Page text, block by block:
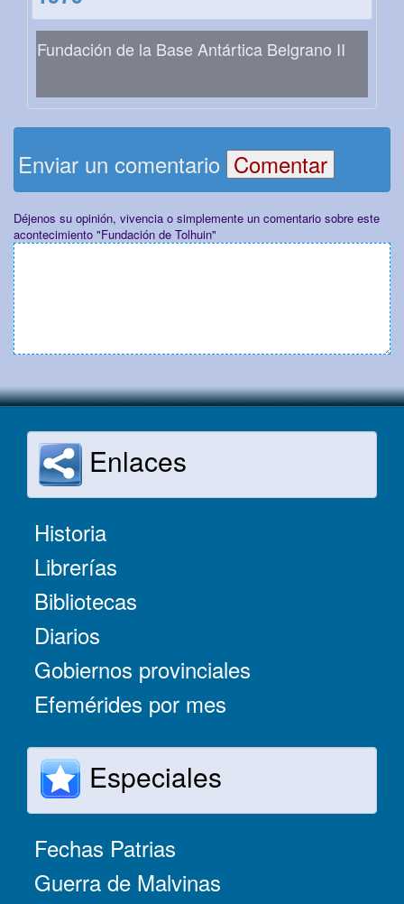
Fundación de la Base Antártica Belgrano II
Enviar un comentario
Déjenos su opinión, vivencia o simplemente un comentario sobre este
acontecimiento "Fundación de Tolhuin"
Enlaces
Historia
Librerías
Bibliotecas
Diarios
Gobiernos provinciales
Efemérides por mes
Especiales
Fechas Patrias
Guerra de Malvinas